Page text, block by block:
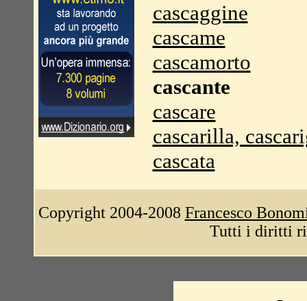
cascaggine
cascame
cascamorto
cascante
cascare
cascarilla,
cascata
Copyright 2004-2008 Francesco
Tutti i diritti